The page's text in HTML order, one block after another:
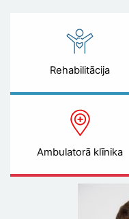
Rehabilitācija
Ambulatorā klīnika